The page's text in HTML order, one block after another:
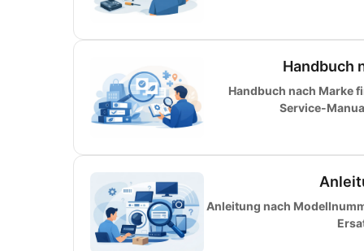
Handbuch
Handbuch nach Marke
Service-
Anleitung nach